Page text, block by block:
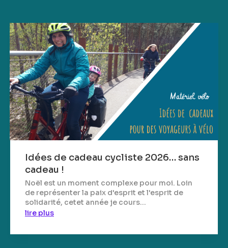
Idées de cadeau cycliste 2026… sans
cadeau !
Noël est un moment complexe pour moi. Loin
de représenter la paix d'esprit et l'esprit de
solidarité, cetet année je cours...
lire plus